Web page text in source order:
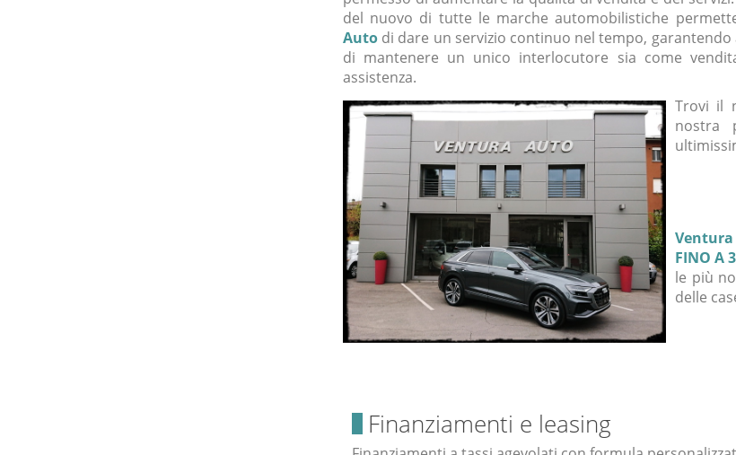
del nuovo di tutte le marche automobilistiche
Auto di dare un servizio continuo nel tempo, garantendo
di mantenere un unico interlocutore sia come
assistenza.
Trovi il
nostra
FINO A
le più
delle
Finanziamenti e leasing